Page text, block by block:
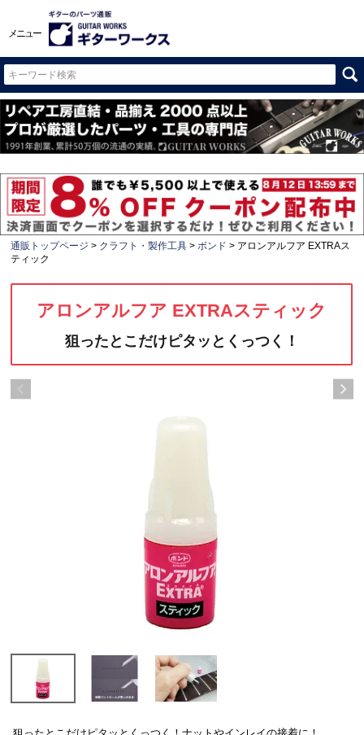
メニュー
通販トップページ クラフト・製作工具 ボンド
アロンアルフア EXTRAス
ティック
アロンアルフア EXTRAスティック
狙ったとこだけピタッとくっつく！